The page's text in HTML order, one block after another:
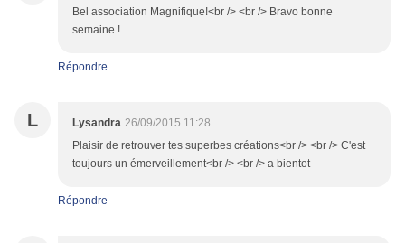
Bel association Magnifique!<br /> <br /> Bravo bonne
semaine !
Répondre
L Lysandra 26/09/2015 11:28
Plaisir de retrouver tes superbes créations<br /> <br /> C'est
toujours un émerveillement<br /> <br /> a bientot
Répondre